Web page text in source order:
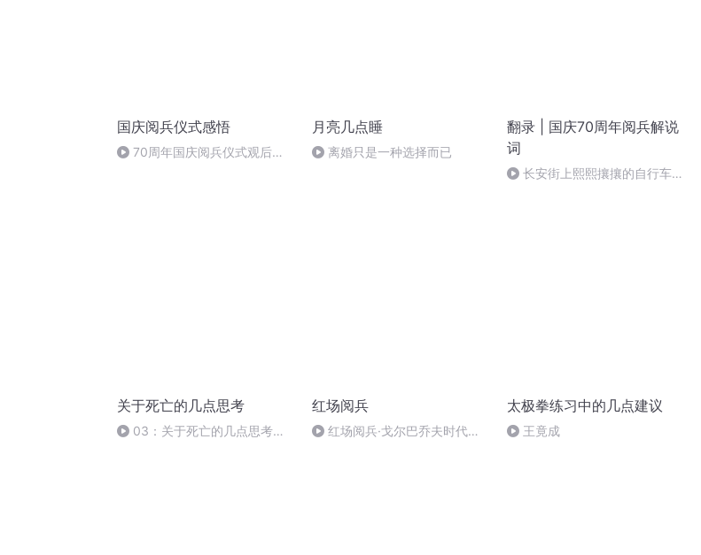
国庆阅兵仪式感悟
70周年国庆阅兵仪式观后感
月亮几点睡
离婚只是一种选择而已
翻录 | 国庆70周年阅兵解说
词
长安街上熙熙攘攘的自行车流
关于死亡的几点思考
03：关于死亡的几点思考
红场阅兵
红场阅兵·戈尔巴乔夫时代
太极拳练习中的几点建议
王竟成